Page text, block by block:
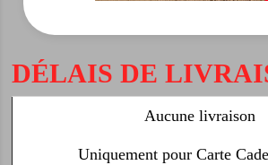
DÉLAIS DE
Aucune livraison
Uniquement pour Carte